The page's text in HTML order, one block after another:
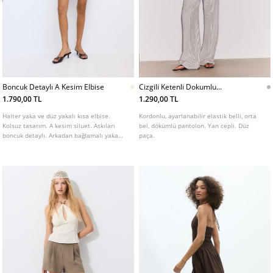
Boncuk Detaylı A Kesim Elbise
1.790,00 TL
Halter yaka ve düz yakalı kısa elbise.
Kolsuz tasarım. A kesim siluet. Askıları
boncuk detaylı. Arkadan bağlamalı yaka
Cizgili Ketenli Dokumlu
Pantolon
1.290,00 TL
Kordonlu, ayarlanabilir elastik belli, orta
bel, dökümlü pantolon. Yan cepli. Düz
paça.